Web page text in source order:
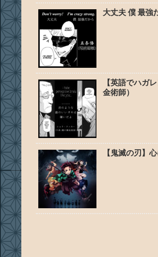
大丈夫 僕 最強
【英語でハガ
金術師）
【鬼滅の刃】